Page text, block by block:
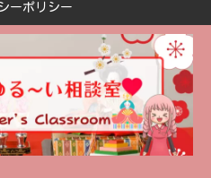
ーポリシー